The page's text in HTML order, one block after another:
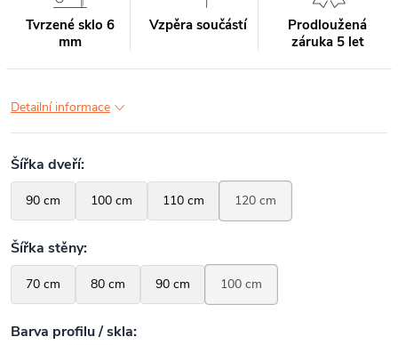
Tvrzené sklo 6
mm
Vzpěra součástí
Prodloužená
záruka 5 let
Detailní informace